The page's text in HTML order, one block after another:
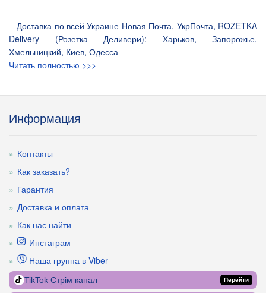
Доставка по всей Украине Новая Почта, УкрПочта, ROZETKA
Delivery (Розетка Деливери): Харьков, Запорожье,
Хмельницкий, Киев, Одесса
Читать полностью >>>
Информация
Контакты
Как заказать?
Гарантия
Доставка и оплата
Как нас найти
Инстаграм
Наша группа в Viber
TikTok Стрім канал Перейти